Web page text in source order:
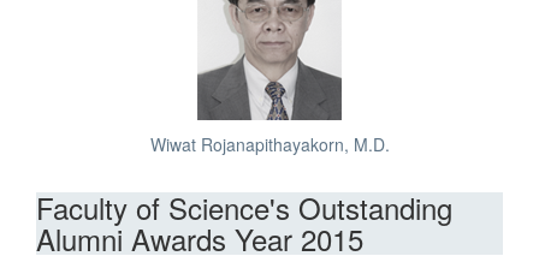
Wiwat Rojanapithayakorn, M.D.
Faculty of Science's Outstanding
Alumni Awards Year 2015